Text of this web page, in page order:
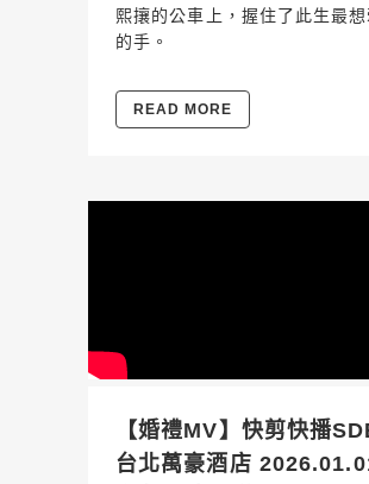
熙攘的公車上，握住了此生最
的手。
READ MORE
【婚禮MV】快剪快播
台北萬豪酒店